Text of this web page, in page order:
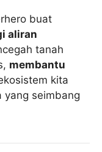
buat
aliran
tanah
membantu
kita
yang seimbang